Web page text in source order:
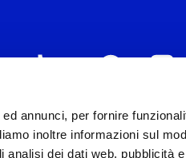
annunci, per fornire
inoltre informazioni sul
dei dati web, pubblicità
con unico socio) | Via
di Milano con il numero